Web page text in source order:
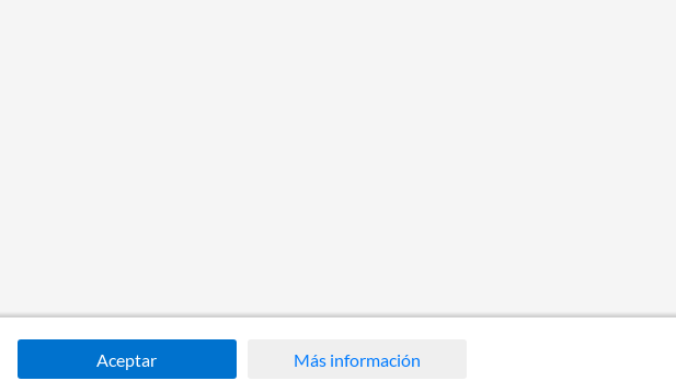
Aceptar Más información